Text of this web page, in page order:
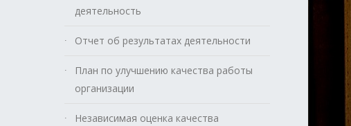
деятельность
Отчет об результатах деятельности
План по улучшению качества работы
организации
Независимая оценка качества